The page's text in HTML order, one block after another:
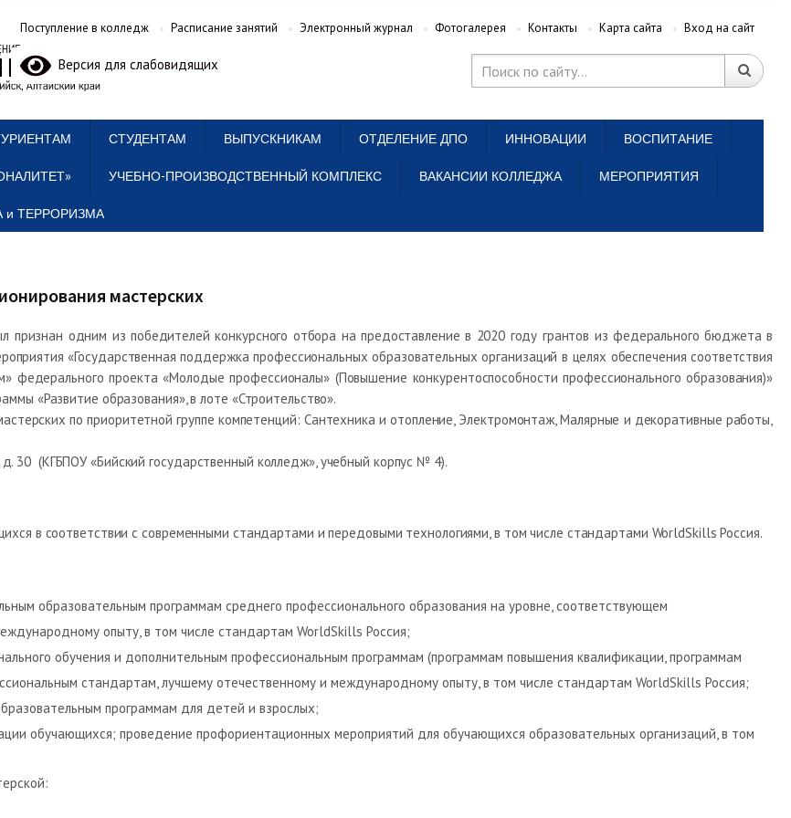
Поступление в колледж Расписание занятий Электронный журнал Фотогалерея Контакты Карта сайта Вход на сайт
Версия для слабовидящих
СТУДЕНТАМ ВЫПУСКНИКАМ ОТДЕЛЕНИЕ ДПО ИННОВАЦИИ ВОСПИТАНИЕ
УЧЕБНО-ПРОИЗВОДСТВЕННЫЙ КОМПЛЕКС ВАКАНСИИ КОЛЛЕДЖА МЕРОПРИЯТИЯ
и ТЕРРОРИЗМА
мастерских
одним из победителей конкурсного отбора на предоставление в 2020 году грантов из федерального бюджета в
«Государственная поддержка профессиональных образовательных организаций в целях обеспечения соответствия
федерального проекта «Молодые профессионалы» (Повышение конкурентоспособности профессионального образования)»
«Развитие образования», в лоте «Строительство».
по приоритетной группе компетенций: Сантехника и отопление, Электромонтаж, Малярные и декоративные работы,
30 (КГБПОУ «Бийский государственный колледж», учебный корпус № 4).
в соответствии с современными стандартами и передовыми технологиями, в том числе стандартами WorldSkills Россия.
образовательным программам среднего профессионального образования на уровне, соответствующем
опыту, в том числе стандартам WorldSkills Россия;
обучения и дополнительным профессиональным программам (программам повышения квалификации, программам
стандартам, лучшему отечественному и международному опыту, в том числе стандартам WorldSkills Россия;
программам для детей и взрослых;
обучающихся; проведение профориентационных мероприятий для обучающихся образовательных организаций, в том